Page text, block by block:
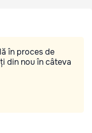
în proces de
din nou în câteva